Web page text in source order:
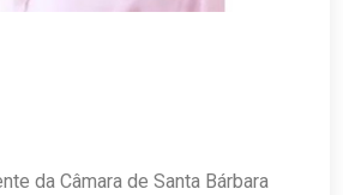
da Câmara de Santa Bárbara